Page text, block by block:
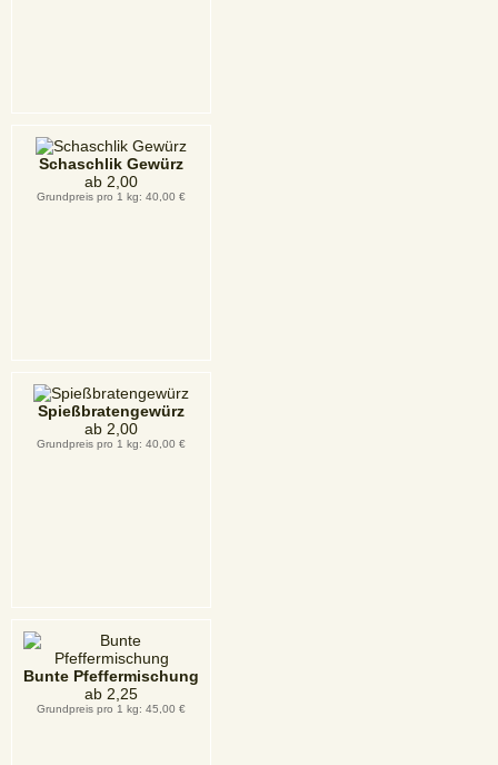
Schaschlik Gewürz
ab 2,00
Grundpreis pro 1 kg: 40,00 €
Spießbratengewürz
ab 2,00
Grundpreis pro 1 kg: 40,00 €
Bunte Pfeffermischung
ab 2,25
Grundpreis pro 1 kg: 45,00 €